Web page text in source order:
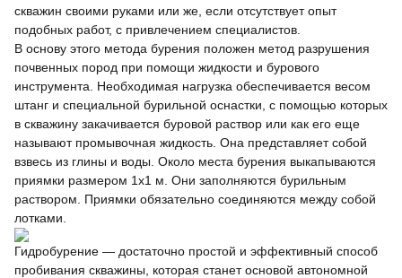
скважин своими руками или же, если отсутствует опыт
подобных работ, с привлечением специалистов.
В основу этого метода бурения положен метод разрушения
почвенных пород при помощи жидкости и бурового
инструмента. Необходимая нагрузка обеспечивается весом
штанг и специальной бурильной оснастки, с помощью которых
в скважину закачивается буровой раствор или как его еще
называют промывочная жидкость. Она представляет собой
взвесь из глины и воды. Около места бурения выкапываются
приямки размером 1х1 м. Они заполняются бурильным
раствором. Приямки обязательно соединяются между собой
лотками.
Гидробурение — достаточно простой и эффективный способ
пробивания скважины, которая станет основой автономной